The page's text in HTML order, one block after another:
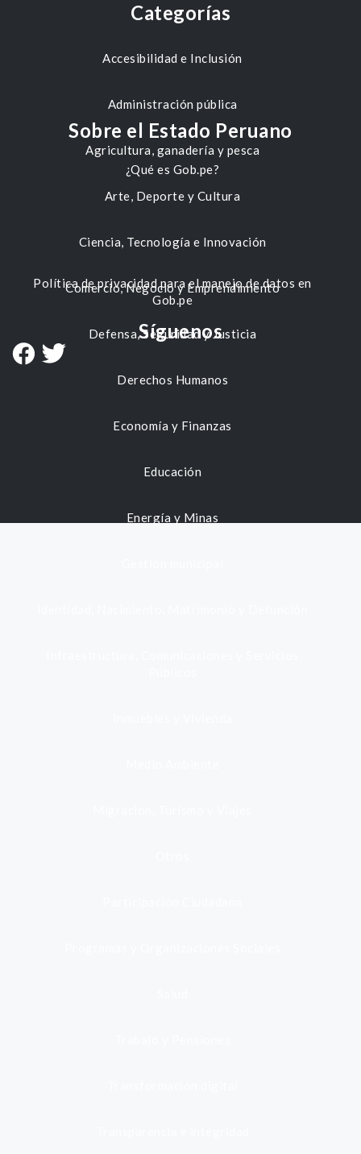
Categorías
Accesibilidad e Inclusión
Administración pública
Agricultura, ganadería y pesca
Arte, Deporte y Cultura
Ciencia, Tecnología e Innovación
Comercio, Negocio y Emprendimiento
Defensa, Seguridad y Justicia
Derechos Humanos
Economía y Finanzas
Educación
Energía y Minas
Sobre el Estado Peruano
¿Qué es Gob.pe?
Política de privacidad para el manejo de datos en
Gob.pe
Síguenos